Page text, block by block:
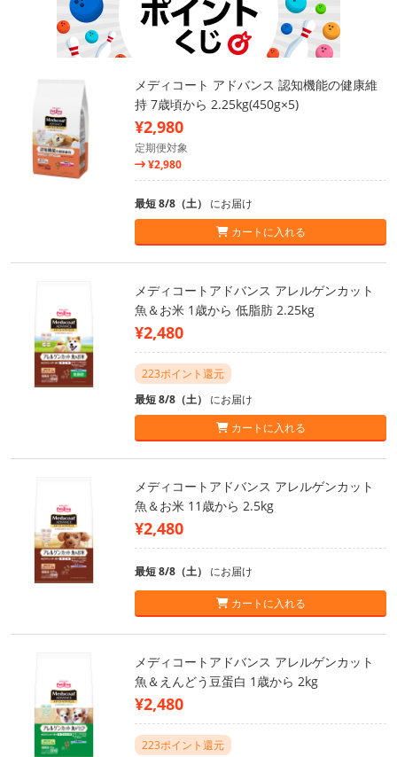
メディコート アドバンス 認知機能の健康維
持 7歳頃から 2.25kg(450g×5)
¥2,980
定期便対象
¥2,980
最短 8/8（土） にお届け
カートに入れる
メディコートアドバンス アレルゲンカット
魚＆お米 1歳から 低脂肪 2.25kg
¥2,480
223ポイント還元
最短 8/8（土） にお届け
カートに入れる
メディコートアドバンス アレルゲンカット
魚＆お米 11歳から 2.5kg
¥2,480
最短 8/8（土） にお届け
カートに入れる
メディコートアドバンス アレルゲンカット
魚＆えんどう豆蛋白 1歳から 2kg
¥2,480
223ポイント還元